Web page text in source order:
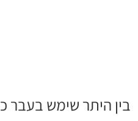
בין היתר שימש בעבר